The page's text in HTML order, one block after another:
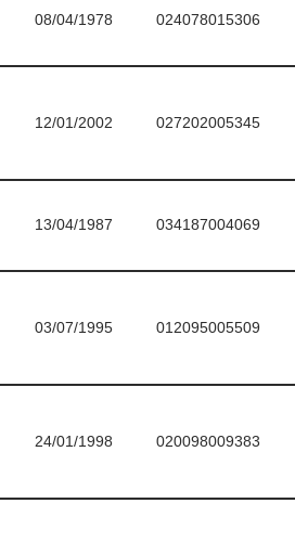
08/04/1978 024078015306
12/01/2002 027202005345
13/04/1987 034187004069
03/07/1995 012095005509
24/01/1998 020098009383